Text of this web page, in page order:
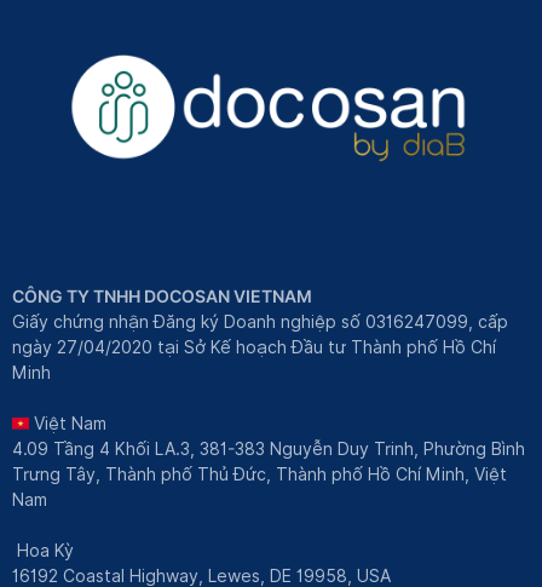
CÔNG TY TNHH DOCOSAN VIETNAM
Giấy chứng nhận Đăng ký Doanh nghiệp số 0316247099, cấp
ngày 27/04/2020 tại Sở Kế hoạch Đầu tư Thành phố Hồ Chí
Minh
Việt Nam
4.09 Tầng 4 Khối LA.3, 381-383 Nguyễn Duy Trinh, Phường Bình
Trưng Tây, Thành phố Thủ Đức, Thành phố Hồ Chí Minh, Việt
Nam
Hoa Kỳ
16192 Coastal Highway, Lewes, DE 19958, USA